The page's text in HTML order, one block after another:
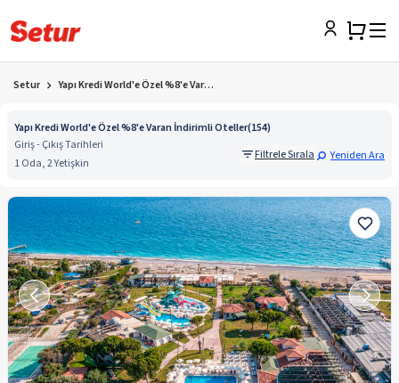
Setur Yapı Kredi World'e Özel %8'e Varan İndirimli Oteller Otelleri
Yapı Kredi World'e Özel %8'e Varan İndirimli Oteller(154)
Giriş - Çıkış Tarihleri
1 Oda, 2 Yetişkin
Filtrele Sırala Yeniden Ara